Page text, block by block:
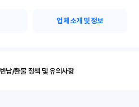
업체 소개 및 정보
반납/환불 정책 및 유의사항